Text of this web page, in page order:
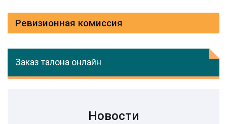
Ревизионная комиссия
Заказ талона онлайн
Новости